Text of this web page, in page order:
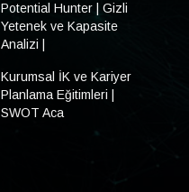
Potential Hunter | Gizli
Yetenek ve Kapasite
Analizi |
Kurumsal İK ve Kariyer
Planlama Eğitimleri |
SWOT Aca